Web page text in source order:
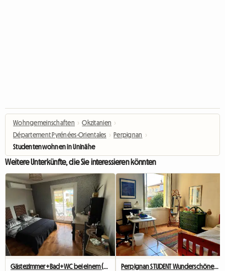
Wohngemeinschaften › Okzitanien ›
Département Pyrénées-Orientales › Perpignan ›
Studentenwohnen in Uninähe
Weitere Unterkünfte, die Sie interessieren könnten
Perpignan STUDENT Wunderschönes, sonniges Zimmer! INNENSTADT